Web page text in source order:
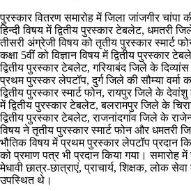
पुरस्कार वितरण समारोह में जिला जांजगीर चांपा
हिन्दी विषय में द्वितीय पुरस्कार टेबलेट, धमतरी
तीसरी अंग्रेजी विषय को तृतीय पुरस्कार स्मार्ट
कक्षा 5वीं को विज्ञान विषय में द्वितीय पुरस्कार
द्वितीय पुरस्कार टेबलेट, गरियाबंद जिले के
प्रथम पुरस्कर लेपटॉप, दुर्ग जिले की सौम्या वर्मा
द्वितीय पुरस्कार स्मार्ट फोन, रायपुर जिले के देवांशु
में द्वितीय पुरस्कार टेबलेट, बलरामपुर जिले के
द्वितीय पुरस्कार टेबलेट, राजनांदगांव जिले के
विषय ने तृतीय पुरस्कार स्मार्ट फोन और धमतरी
भौतिक विषय में प्रथम पुरस्कार लेपटॉप प्रदान
को प्रमाण पत्र भी प्रदान किया गया। समारोह
मेधावी छात्र-छात्राएं, प्राचार्य, शिक्षक, लोक
उपस्थित थे।